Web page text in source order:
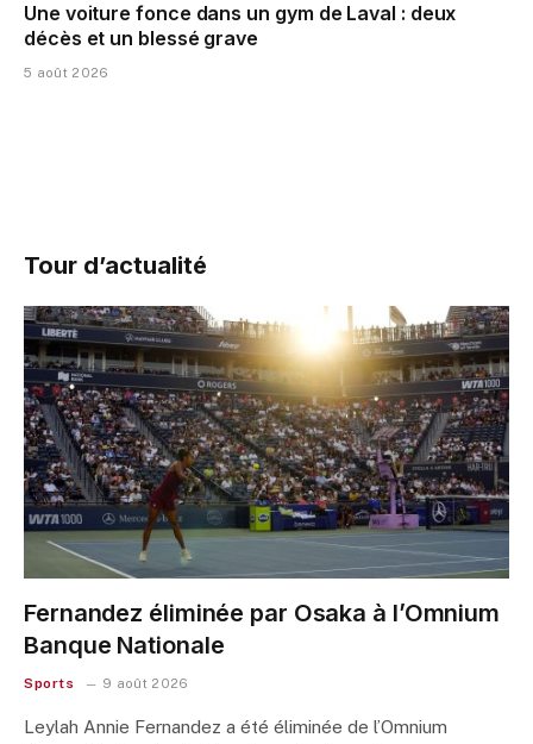
Une voiture fonce dans un gym de Laval : deux
décès et un blessé grave
5 août 2026
Tour d’actualité
Fernandez éliminée par Osaka à l’Omnium
Banque Nationale
Sports 9 août 2026
Leylah Annie Fernandez a été éliminée de l’Omnium